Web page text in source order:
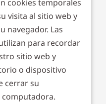
cookies temporales
visita al sitio web y
navegador. Las
para recordar
sitio web y
o dispositivo
cerrar su